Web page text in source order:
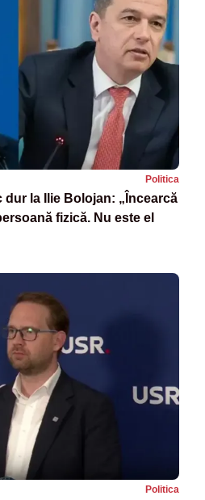
Politica
dur la Ilie Bolojan: „Încearcă
fizică. Nu este el
Politica